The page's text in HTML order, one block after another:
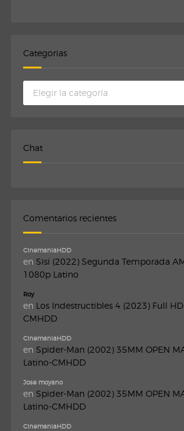
Categorias
Categorias
Chat
Comentarios recientes
CinemaniaHDD
en Sisi (2022) Segunda Temporada
1080p Latino
Roy
en Los Indestructibles 4 (2023) Full
CMHDD
CinemaniaHDD
en Spider-Man (2002) 35MM OPEN
Latino-CMHDD
Jose moyano
en Spider-Man (2002) 35MM OPEN
Latino-CMHDD
CinemaniaHDD